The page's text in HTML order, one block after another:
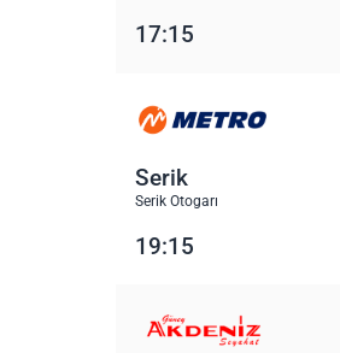
17:15
Serik
Serik Otogarı
19:15